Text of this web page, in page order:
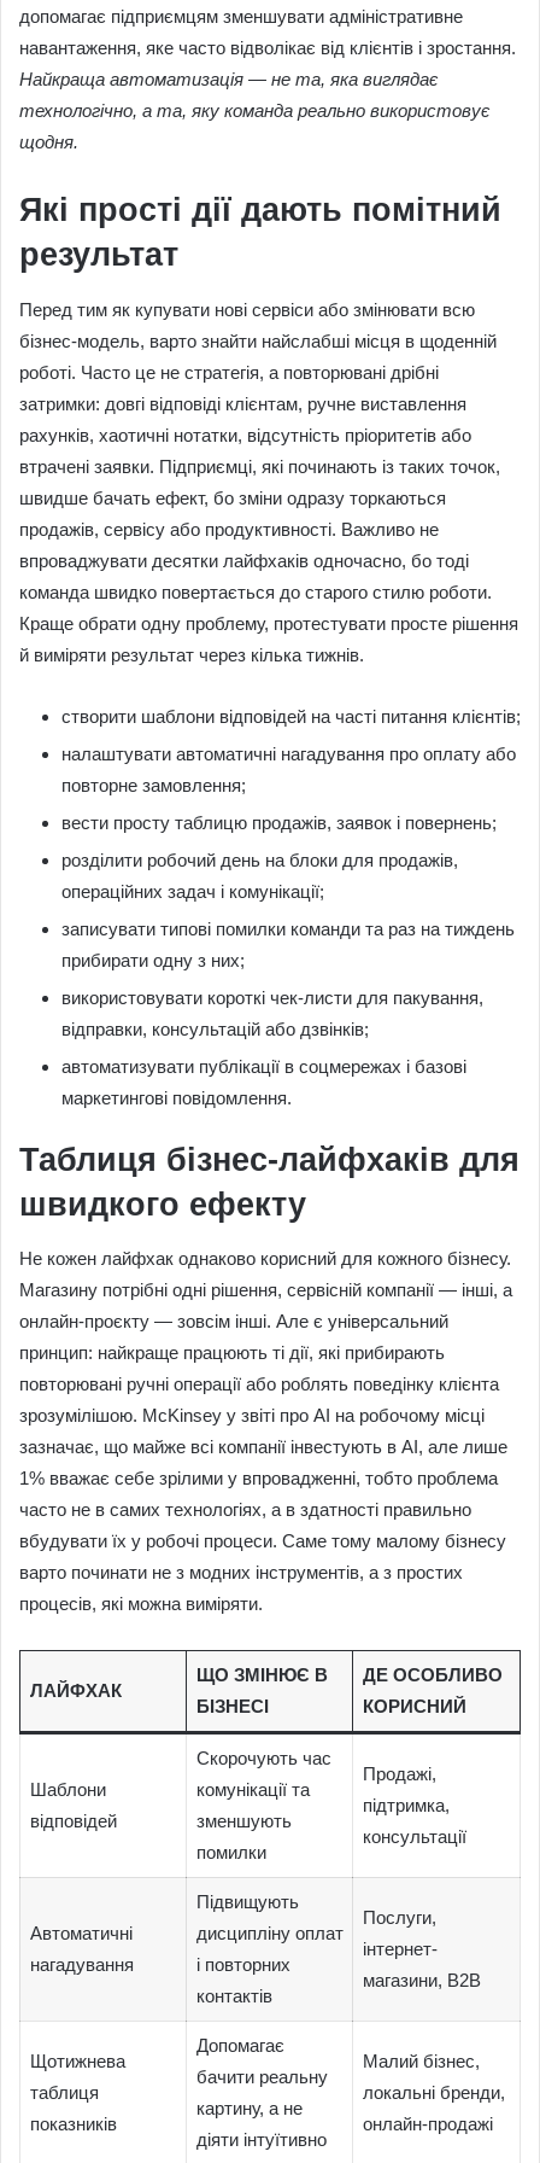
допомагає підприємцям зменшувати адміністративне
навантаження, яке часто відволікає від клієнтів і зростання.
Найкраща автоматизація — не та, яка виглядає
технологічно, а та, яку команда реально використовує
щодня.
Які прості дії дають помітний
результат
Перед тим як купувати нові сервіси або змінювати всю
бізнес-модель, варто знайти найслабші місця в щоденній
роботі. Часто це не стратегія, а повторювані дрібні
затримки: довгі відповіді клієнтам, ручне виставлення
рахунків, хаотичні нотатки, відсутність пріоритетів або
втрачені заявки. Підприємці, які починають із таких точок,
швидше бачать ефект, бо зміни одразу торкаються
продажів, сервісу або продуктивності. Важливо не
впроваджувати десятки лайфхаків одночасно, бо тоді
команда швидко повертається до старого стилю роботи.
Краще обрати одну проблему, протестувати просте рішення
й виміряти результат через кілька тижнів.
створити шаблони відповідей на часті питання клієнтів;
налаштувати автоматичні нагадування про оплату або
повторне замовлення;
вести просту таблицю продажів, заявок і повернень;
розділити робочий день на блоки для продажів,
операційних задач і комунікації;
записувати типові помилки команди та раз на тиждень
прибирати одну з них;
використовувати короткі чек-листи для пакування,
відправки, консультацій або дзвінків;
автоматизувати публікації в соцмережах і базові
маркетингові повідомлення.
Таблиця бізнес-лайфхаків для
швидкого ефекту
Не кожен лайфхак однаково корисний для кожного бізнесу.
Магазину потрібні одні рішення, сервісній компанії — інші, а
онлайн-проєкту — зовсім інші. Але є універсальний
принцип: найкраще працюють ті дії, які прибирають
повторювані ручні операції або роблять поведінку клієнта
зрозумілішою. McKinsey у звіті про AI на робочому місці
зазначає, що майже всі компанії інвестують в AI, але лише
1% вважає себе зрілими у впровадженні, тобто проблема
часто не в самих технологіях, а в здатності правильно
вбудувати їх у робочі процеси. Саме тому малому бізнесу
варто починати не з модних інструментів, а з простих
процесів, які можна виміряти.
ЛАЙФХАК
ЩО ЗМІНЮЄ В
БІЗНЕСІ
ДЕ ОСОБЛИВО
КОРИСНИЙ
Шаблони
відповідей
Скорочують час
комунікації та
зменшують
помилки
Продажі,
підтримка,
консультації
Автоматичні
нагадування
Підвищують
дисципліну оплат
і повторних
контактів
Послуги,
інтернет-
магазини, B2B
Щотижнева
таблиця
показників
Допомагає
бачити реальну
картину, а не
діяти інтуїтивно
Малий бізнес,
локальні бренди,
онлайн-продажі